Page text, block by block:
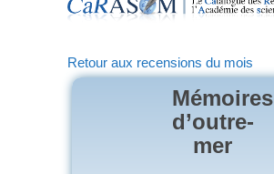
Retour aux recensions du mois
Mémoires
d’outre-
mer